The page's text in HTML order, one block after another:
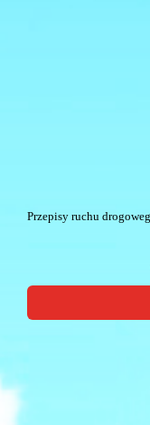
Przepisy ruchu